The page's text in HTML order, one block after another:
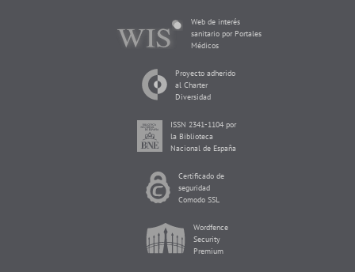
Web de interés
sanitario por Portales
Médicos
Proyecto adherido
al Charter
Diversidad
ISSN 2341-1104 por
la Biblioteca
Nacional de España
Certificado de
seguridad
Comodo SSL
Wordfence
Security
Premium